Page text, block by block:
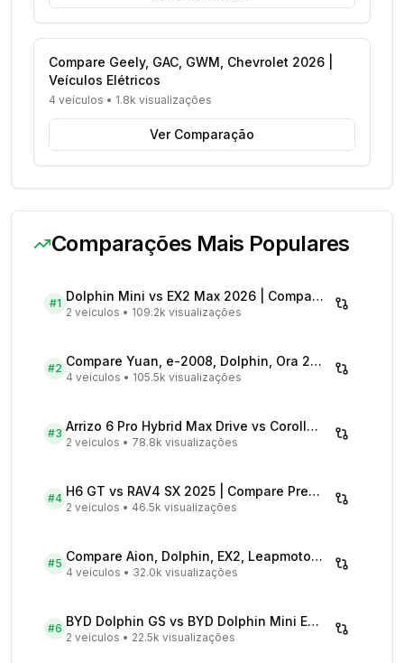
Compare Geely, GAC, GWM, Chevrolet 2026 |
Veículos Elétricos
4 veículos • 1.8k visualizações
Ver Comparação
Comparações Mais Populares
#1 Dolphin Mini vs EX2 Max 2026 | Compare Preços
2 veículos • 109.2k visualizações
#2 Compare Yuan, e-2008, Dolphin, Ora 2026 | Veículos Elétricos
4 veículos • 105.5k visualizações
#3 Arrizo 6 Pro Hybrid Max Drive vs Corolla Cross XRX Hybrid - Comparativo Completo
2 veículos • 78.8k visualizações
#4 H6 GT vs RAV4 SX 2025 | Compare Preços
2 veículos • 46.5k visualizações
#5 Compare Aion, Dolphin, EX2, Leapmotor 2026 | Veículos Elétricos
4 veículos • 32.0k visualizações
#6 BYD Dolphin GS vs BYD Dolphin Mini EV - Comparativo Completo
2 veículos • 22.5k visualizações